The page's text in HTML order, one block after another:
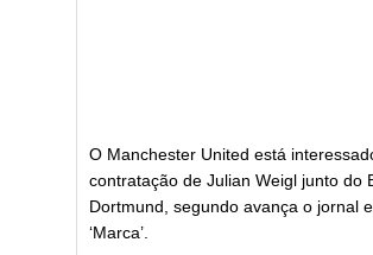
O Manchester United está
contratação de Julian Weigl junto do
Dortmund, segundo avança o jornal
‘Marca’.